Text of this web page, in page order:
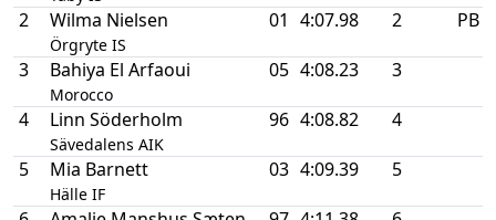
2 Wilma Nielsen
Örgryte IS
01 4:07.98 2 PB
3 Bahiya El Arfaoui
Morocco
05 4:08.23 3
4 Linn Söderholm
Sävedalens AIK
96 4:08.82 4
5 Mia Barnett
Hälle IF
03 4:09.39 5